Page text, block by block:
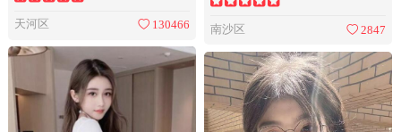
天河区 130466 南沙区 2847